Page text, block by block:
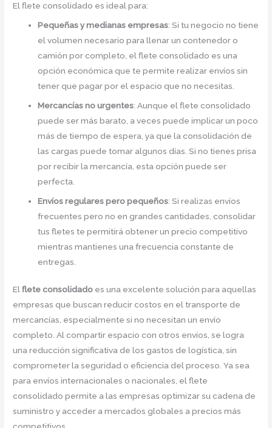
El flete consolidado es ideal para:
Pequeñas y medianas empresas: Si tu negocio no tiene
el volumen necesario para llenar un contenedor o
camión por completo, el flete consolidado es una
opción económica que te permite realizar envíos sin
tener que pagar por el espacio que no necesitas.
Mercancías no urgentes: Aunque el flete consolidado
puede ser más barato, a veces puede implicar un poco
más de tiempo de espera, ya que la consolidación de
las cargas puede tomar algunos días. Si no tienes prisa
por recibir la mercancía, esta opción puede ser
perfecta.
Envíos regulares pero pequeños: Si realizas envíos
frecuentes pero no en grandes cantidades, consolidar
tus fletes te permitirá obtener un precio competitivo
mientras mantienes una frecuencia constante de
entregas.
Elflete consolidado es una excelente solución para aquellas
empresas que buscan reducir costos en el transporte de
mercancías, especialmente si no necesitan un envío
completo. Al compartir espacio con otros envíos, se logra
una reducción significativa de los gastos de logística, sin
comprometer la seguridad o eficiencia del proceso. Ya sea
para envíos internacionales o nacionales, el flete
consolidado permite a las empresas optimizar su cadena de
suministro y acceder a mercados globales a precios más